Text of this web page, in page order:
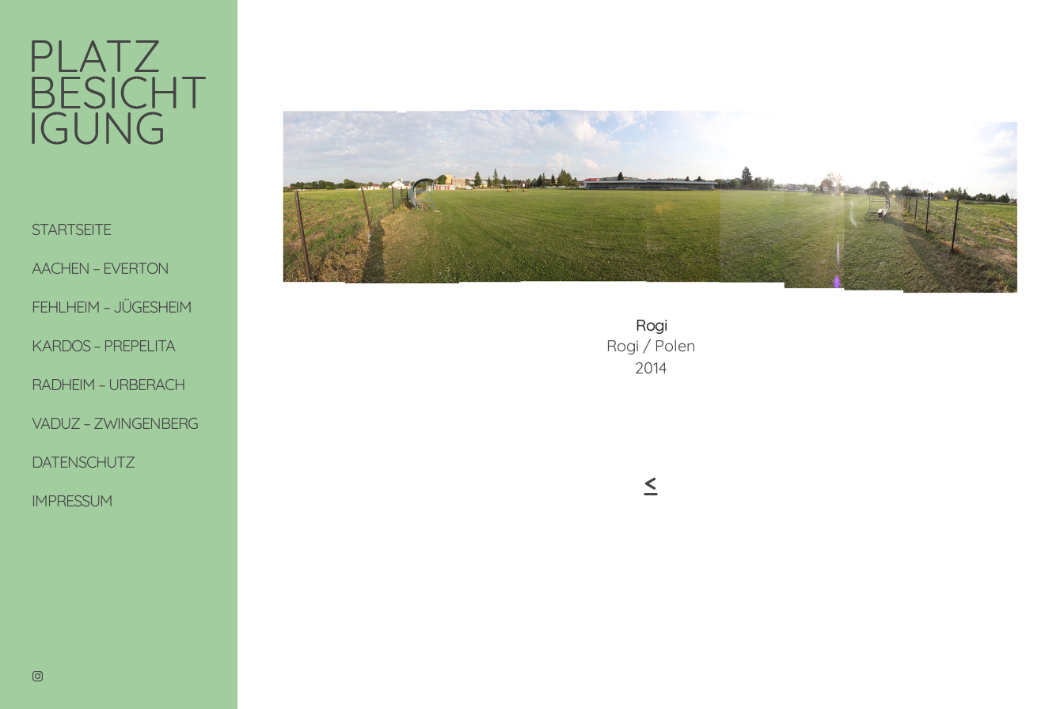
STARTSEITE
AACHEN – EVERTON
FEHLHEIM – JÜGESHEIM
KARDOS – PREPELITA
RADHEIM – URBERACH
VADUZ – ZWINGENBERG
DATENSCHUTZ
IMPRESSUM
Rogi
Rogi / Polen
2014
<